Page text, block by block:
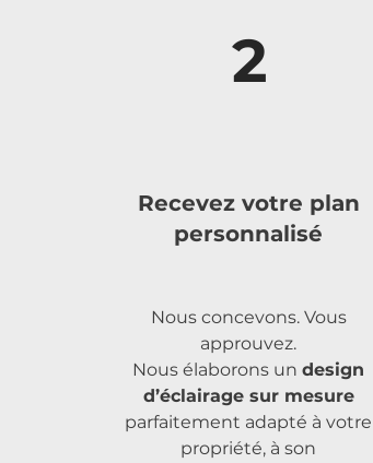
2
Recevez votre plan
personnalisé
Nous concevons. Vous
approuvez.
Nous élaborons un design
d’éclairage sur mesure
parfaitement adapté à votre
propriété, à son